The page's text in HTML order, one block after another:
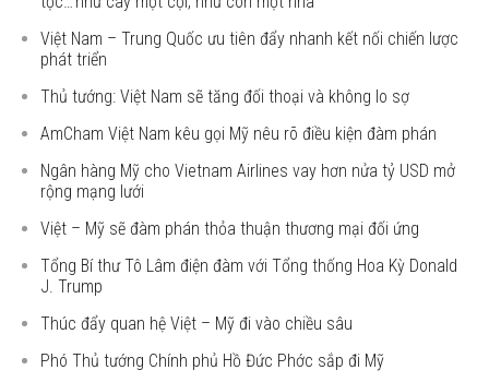
Việt Nam – Trung Quốc ưu tiên đẩy nhanh kết nối chiến lược
phát triển
Thủ tướng: Việt Nam sẽ tăng đối thoại và không lo sợ
AmCham Việt Nam kêu gọi Mỹ nêu rõ điều kiện đàm phán
Ngân hàng Mỹ cho Vietnam Airlines vay hơn nửa tỷ USD mở
rộng mạng lưới
Việt – Mỹ sẽ đàm phán thỏa thuận thương mại đối ứng
Tổng Bí thư Tô Lâm điện đàm với Tổng thống Hoa Kỳ Donald
J. Trump
Thúc đẩy quan hệ Việt – Mỹ đi vào chiều sâu
Phó Thủ tướng Chính phủ Hồ Đức Phớc sắp đi Mỹ